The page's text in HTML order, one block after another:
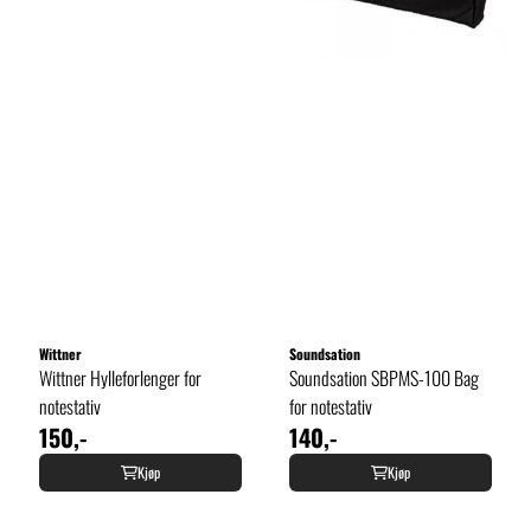
Wittner
Wittner Hylleforlenger for
notestativ
150,-
Kjøp
Soundsation
Soundsation SBPMS-100 Bag
for notestativ
140,-
Kjøp